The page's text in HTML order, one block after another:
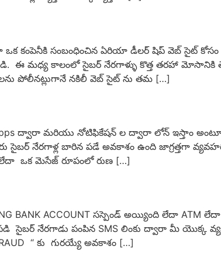
ఒక కంపెనీకి సంబంధించిన ఏరియా డీలర్ షిప్ వెబ్ సైట్
ఈ మధ్య కాలంలో సైబర్ నేరగాళ్ళు కొత్త తరహా
లను పోలీనట్లుగానే నకిలీ వెబ్ సైట్ ను తమ […]
apps ద్వారా మరియు నోటిఫికేషన్ ల ద్వారా లోన్ ఇస్తాం
సైబర్ నేరగాళ్ల బారిన పడే అవకాశం ఉంది జాగ్రత్తగా
ఒక మెసేజ్ రూపంలో రుణ […]
BANK ACCOUNT సస్పెండ్ అయ్యింది లేదా ATM లేదా
సైబర్ నేరగాడు పంపిన SMS లింకు ద్వారా మీ యొక్క
“ కు గురయ్యే అవకాశం […]